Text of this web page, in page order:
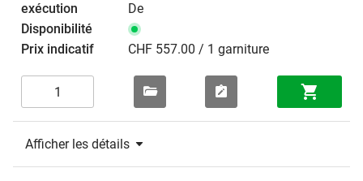
De
CHF 557.00 / 1 garniture
Afficher les détails